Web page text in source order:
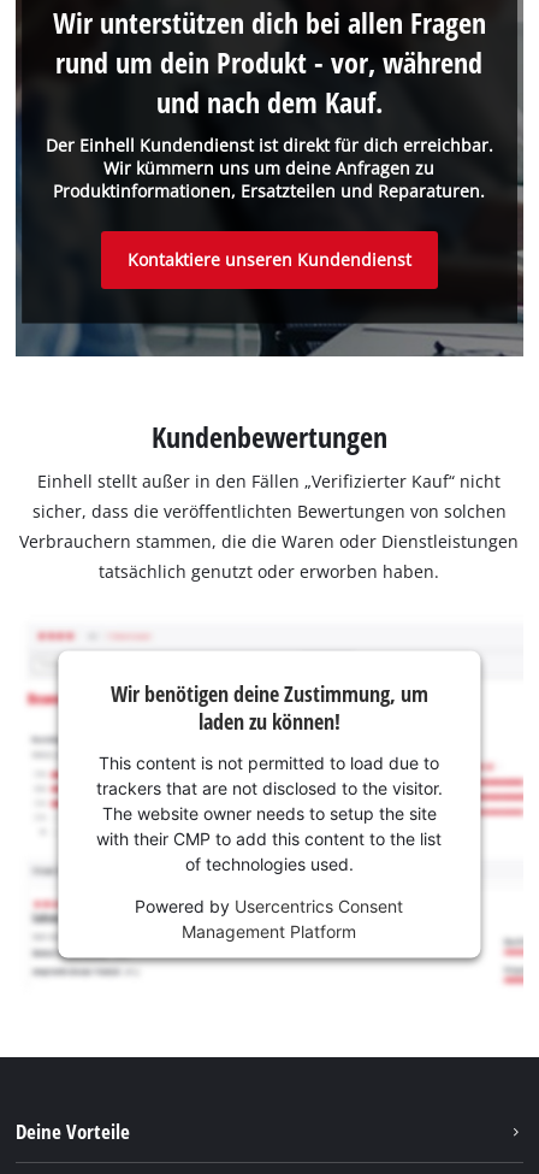
Der Einhell Kundendienst ist direkt für dich erreichbar.
Wir kümmern uns um deine Anfragen zu
Produktinformationen, Ersatzteilen und Reparaturen.
Wir unterstützen dich bei allen Fragen
rund um dein Produkt - vor, während
und nach dem Kauf.
Kontaktiere unseren Kundendienst
Kundenbewertungen
Einhell stellt außer in den Fällen „Verifizierter Kauf“ nicht
sicher, dass die veröffentlichten Bewertungen von solchen
Verbrauchern stammen, die die Waren oder Dienstleistungen
tatsächlich genutzt oder erworben haben.
Wir benötigen deine Zustimmung, um
laden zu können!
This content is not permitted to load due to
trackers that are not disclosed to the visitor.
The website owner needs to setup the site
with their CMP to add this content to the list
of technologies used.
Powered by Usercentrics Consent
Management Platform
Deine Vorteile